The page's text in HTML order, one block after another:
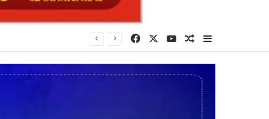
FacebookYouTubeRandom Article
Sidebar